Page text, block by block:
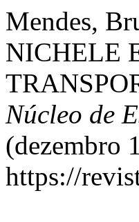
Mendes,
NICHELE
Núcleo de
(dezembro
https://